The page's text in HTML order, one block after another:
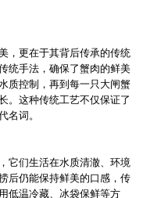
，更在于其背后传承的传统
统手法，确保了蟹肉的鲜美
质控制，再到每一只大闸蟹
。这种传统工艺不仅保证了
名词。
它们生活在水质清澈、环境
后仍能保持鲜美的口感，传
低温冷藏、冰袋保鲜等方